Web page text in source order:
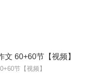
60+60节【视频】
节【视频】